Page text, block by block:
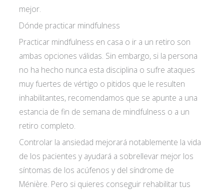
mejor.
Dónde practicar mindfulness
Practicar mindfulness en casa o ir a un retiro son
ambas opciones válidas. Sin embargo, si la persona
no ha hecho nunca esta disciplina o sufre ataques
muy fuertes de vértigo o pitidos que le resulten
inhabilitantes, recomendamos que se apunte a una
estancia de fin de semana de mindfulness o a un
retiro completo.
Controlar la ansiedad mejorará notablemente la vida
de los pacientes y ayudará a sobrellevar mejor los
síntomas de los acúfenos y del síndrome de
Ménière. Pero si quieres conseguir rehabilitar tus